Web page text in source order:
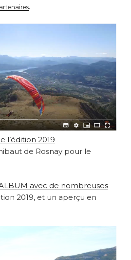
.
l’édition 2019
de Rosnay pour le
avec de nombreuses
2019, et un aperçu en